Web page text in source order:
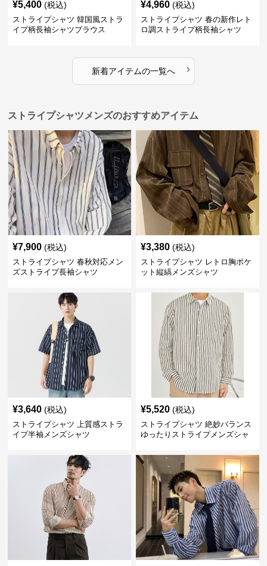
¥5,400 (税込)
ストライプシャツ 韓国風ストラ
イプ柄長袖シャツブラウス
¥4,960 (税込)
ストライプシャツ 春の新作レト
ロ調ストライプ柄長袖シャツ
新着アイテムの一覧へ ›
ストライプシャツメンズのおすすめアイテム
¥7,900 (税込)
ストライプシャツ 春秋対応メン
ズストライプ長袖シャツ
¥3,380 (税込)
ストライプシャツ レトロ胸ポケ
ット縦縞メンズシャツ
¥3,640 (税込)
ストライプシャツ 上質感ストラ
イプ半袖メンズシャツ
¥5,520 (税込)
ストライプシャツ 絶妙バランス
ゆったりストライプメンズシャ